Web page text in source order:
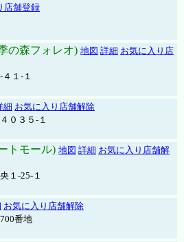
店舗登録
の森フォレオ) 地図 詳細 お気に入り店
１-１
細 お気に入り店舗解除
０３５-１
トモール) 地図 詳細 お気に入り店舗解
１-25-１
お気に入り店舗解除
番地